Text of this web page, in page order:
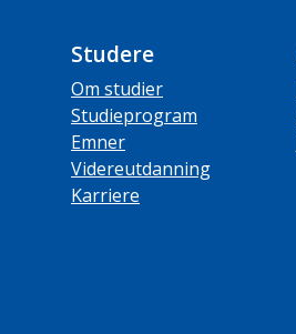
Studere
Om studier
Studieprogram
Emner
Videreutdanning
Karriere